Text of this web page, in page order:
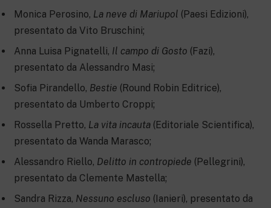
Monica Perosino, La neve di Mariupol (Paesi Edizioni),
presentato da Vito Bruschini;
Anna Luisa Pignatelli, Il campo di Gosto (Fazi),
presentato da Alessandro Masi;
Sofia Pirandello, Bestie (Round Robin Editrice),
presentato da Umberto Croppi;
Rossella Pretto, La vita incauta (Editoriale Scientifica),
presentato da Wanda Marasco;
Alessandro Riello, Delitto in contropiede (Pellegrini),
presentato da Clemente Mastella;
Sandra Rizza, Nessuno escluso (Ianieri), presentato da